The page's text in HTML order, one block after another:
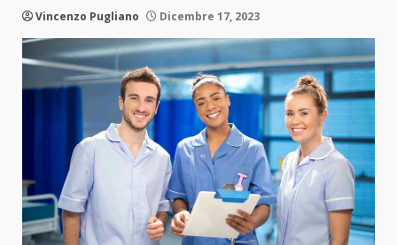
Vincenzo Pugliano Dicembre 17, 2023